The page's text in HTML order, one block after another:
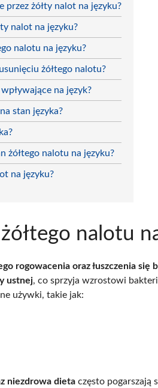
przez żółty nalot na języku?
nalot na języku?
nalotu na języku?
żółtego nalotu?
na język?
stan języka?
żółtego nalotu na języku?
na języku?
nalotu
rogowacenia oraz łuszczenia
ustnej, co sprzyja wzrostowi
używki, takie jak:
niezdrowa dieta często pogarszają